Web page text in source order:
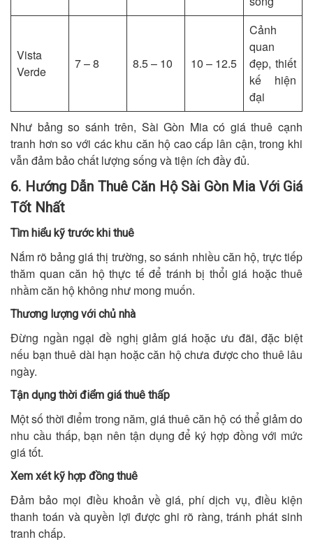
Vista
Verde
7 – 8 8.5 – 10 10 – 12.5
Cảnh
quan
đẹp, thiết
kế hiện
đại
Như bảng so sánh trên, Sài Gòn Mia có giá thuê cạnh
tranh hơn so với các khu căn hộ cao cấp lân cận, trong khi
vẫn đảm bảo chất lượng sống và tiện ích đầy đủ.
6. Hướng Dẫn Thuê Căn Hộ Sài Gòn Mia Với Giá
Tốt Nhất
Tìm hiểu kỹ trước khi thuê
Nắm rõ bảng giá thị trường, so sánh nhiều căn hộ, trực tiếp
thăm quan căn hộ thực tế để tránh bị thổi giá hoặc thuê
nhầm căn hộ không như mong muốn.
Thương lượng với chủ nhà
Đừng ngần ngại đề nghị giảm giá hoặc ưu đãi, đặc biệt
nếu bạn thuê dài hạn hoặc căn hộ chưa được cho thuê lâu
ngày.
Tận dụng thời điểm giá thuê thấp
Một số thời điểm trong năm, giá thuê căn hộ có thể giảm do
nhu cầu thấp, bạn nên tận dụng để ký hợp đồng với mức
giá tốt.
Xem xét kỹ hợp đồng thuê
Đảm bảo mọi điều khoản về giá, phí dịch vụ, điều kiện
thanh toán và quyền lợi được ghi rõ ràng, tránh phát sinh
tranh chấp.